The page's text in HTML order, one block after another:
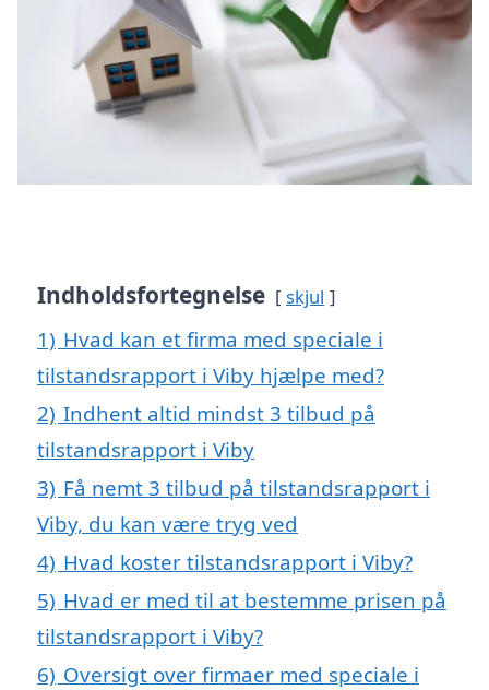
Indholdsfortegnelse skjul
1) Hvad kan et firma med speciale i
tilstandsrapport i Viby hjælpe med?
2) Indhent altid mindst 3 tilbud på
tilstandsrapport i Viby
3) Få nemt 3 tilbud på tilstandsrapport i
Viby, du kan være tryg ved
4) Hvad koster tilstandsrapport i Viby?
5) Hvad er med til at bestemme prisen på
tilstandsrapport i Viby?
6) Oversigt over firmaer med speciale i